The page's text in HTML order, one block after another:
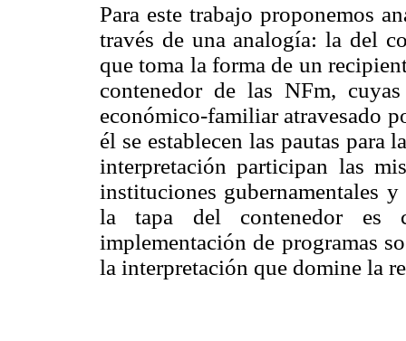
Para este trabajo proponemos
través de una analogía: la del
que toma la forma de un
contenedor de las NFm,
económico-familiar atravesado
él se establecen las pautas para
interpretación participan las
instituciones gubernamentales
la tapa del contenedor es
implementación de programas
la interpretación que domine la